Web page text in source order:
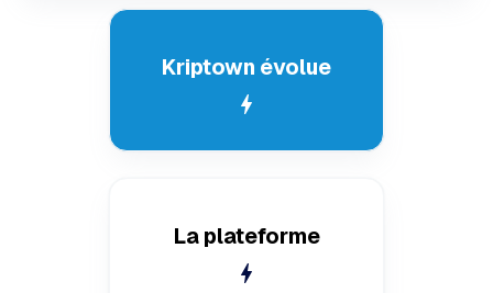
Kriptown évolue
bolt
La plateforme
bolt